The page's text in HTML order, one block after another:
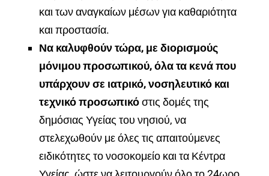
και των αναγκαίων μέσων για καθαριότητα
και προστασία.
Να καλυφθούν τώρα, με διορισμούς
μόνιμου προσωπικού, όλα τα κενά που
υπάρχουν σε ιατρικό, νοσηλευτικό και
τεχνικό προσωπικόστις δομές της
δημόσιας Υγείας του νησιού, να
στελεχωθούν με όλες τις απαιτούμενες
ειδικότητες το νοσοκομείο και τα Κέντρα